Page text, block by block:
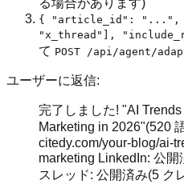
る場合があります)
{ "article_id": "...",
"x_thread"],
て POST /api/agent/
ユーザーに返信:
完了しました! "AI
Marketing in 2026"(520
citedy.com/your-blog/ai-
marketing LinkedIn: 公開
スレッド: 公開済み(5 ク